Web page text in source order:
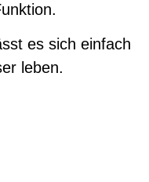
es sich einfach
leben.